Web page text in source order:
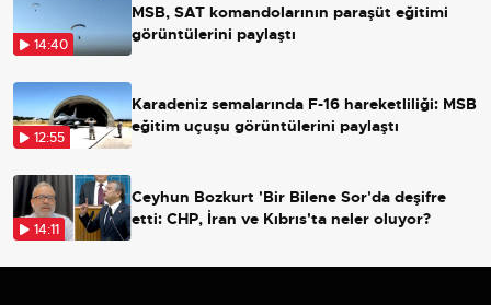
14:40
MSB, SAT komandolarının paraşüt eğitimi
görüntülerini paylaştı
12:55
Karadeniz semalarında F-16 hareketliliği: MSB
eğitim uçuşu görüntülerini paylaştı
14:11
Ceyhun Bozkurt 'Bir Bilene Sor'da deşifre
etti: CHP, İran ve Kıbrıs'ta neler oluyor?